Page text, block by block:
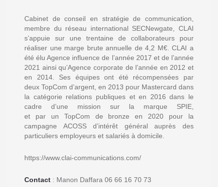
Cabinet de conseil en stratégie de communication,
membre du réseau international SECNewgate, CLAI
s’appuie sur une trentaine de collaborateurs pour
réaliser une marge brute annuelle de 4,2 M€. CLAI a
été élu Agence influence de l’année 2017 et de l’année
2021 ainsi qu’Agence corporate de l’année en 2012 et
en 2014. Ses équipes ont été récompensées par
deux TopCom d’argent, en 2013 pour Mastercard dans
la catégorie relations publiques et en 2016 dans le
cadre d’une mission sur la marque SPIE,
et par un TopCom de bronze en 2020 pour la
campagne ACOSS d’intérêt général auprès des
particuliers employeurs et salariés à domicile.
https://www.clai-communications.com/
Contact : Manon Daffara 06 66 16 70 73